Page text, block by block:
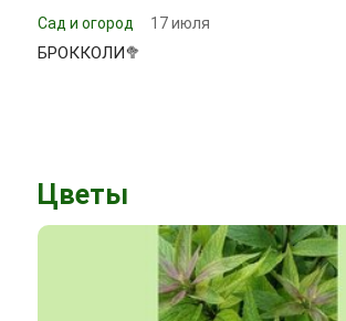
Сад и огород 17 июля
БРОККОЛИ🥦
Цветы